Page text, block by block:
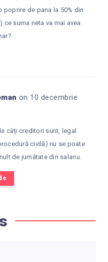
de pana la 50% din
ce suma neta va mai avea
on 10 decembrie
câți creditori sunt, legal
civilă) nu se poate
de jumătate din salariu.